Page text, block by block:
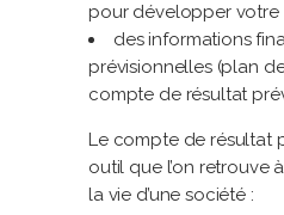
pour développer votre
des informations
prévisionnelles (plan
compte de résultat
Le compte de résultat
outil que l’on retrouve
la vie d’une société :